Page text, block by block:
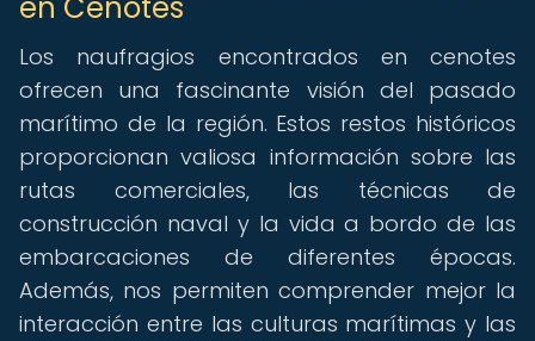
Los naufragios encontrados en cenotes
ofrecen una fascinante visión del pasado
marítimo de la región. Estos restos históricos
proporcionan valiosa información sobre las
rutas comerciales, las técnicas de
construcción naval y la vida a bordo de las
embarcaciones de diferentes épocas.
Además, nos permiten comprender mejor la
interacción entre las culturas marítimas y las